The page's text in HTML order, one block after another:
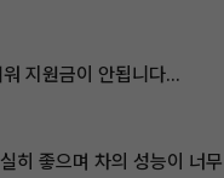
지원금이 안됩니다...
히 좋으며 차의 성능이 너